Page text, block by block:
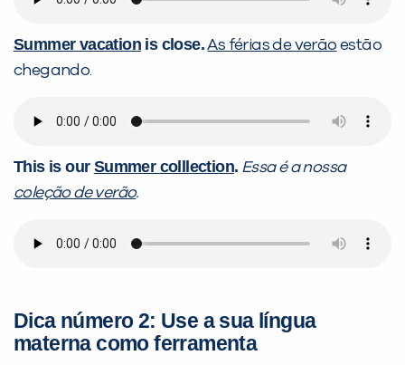
Summer vacation is close.As férias de verão estão
chegando.
This is our Summer colllection. Essa é a nossa
coleção de verão.
Dica número 2: Use a sua língua
materna como ferramenta